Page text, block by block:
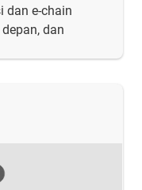
dan e-chain
dan